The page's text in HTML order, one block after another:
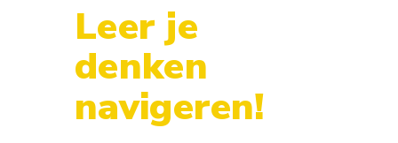
Leer je
denken
navigeren!